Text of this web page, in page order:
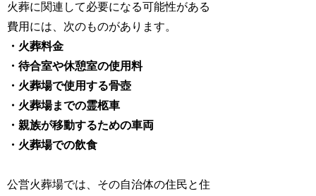
火葬に関連して必要になる可能性がある
費用には、次のものがあります。
・火葬料金
・待合室や休憩室の使用料
・火葬場で使用する骨壺
・火葬場までの霊柩車
・親族が移動するための車両
・火葬場での飲食
公営火葬場では、その自治体の住民と住